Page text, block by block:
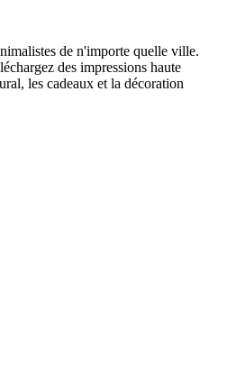
de n'importe quelle ville.
des impressions haute
les cadeaux et la décoration